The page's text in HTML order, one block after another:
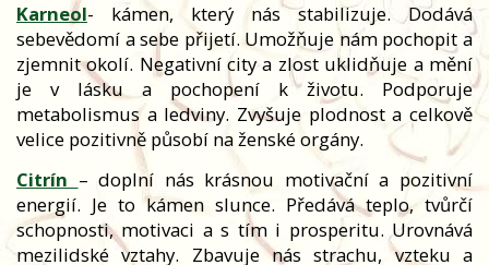
Karneol- kámen, který nás stabilizuje. Dodává
sebevědomí a sebe přijetí. Umožňuje nám pochopit a
zjemnit okolí. Negativní city a zlost uklidňuje a mění
je v lásku a pochopení k životu. Podporuje
metabolismus a ledviny. Zvyšuje plodnost a celkově
velice pozitivně působí na ženské orgány.
Citrín – doplní nás krásnou motivační a pozitivní
energií. Je to kámen slunce. Předává teplo, tvůrčí
schopnosti, motivaci a s tím i prosperitu. Urovnává
mezilidské vztahy. Zbavuje nás strachu, vzteku a